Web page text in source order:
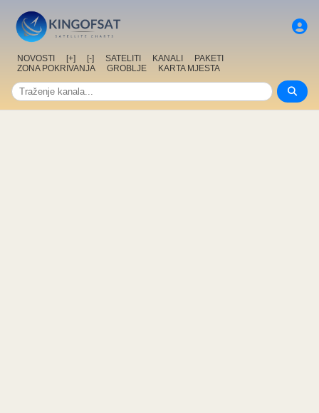
NOVOSTI [+] [-] SATELITI KANALI
PAKETI
ZONA POKRIVANJA
GROBLJE KARTA MJESTA